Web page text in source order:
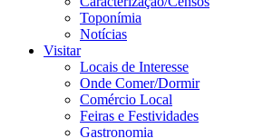
Toponímia
Notícias
Visitar
Locais de Interesse
Onde Comer/Dormir
Comércio Local
Feiras e Festividades
Gastronomia